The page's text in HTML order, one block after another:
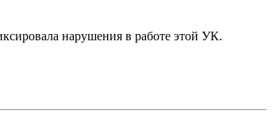
нарушения в работе этой УК.